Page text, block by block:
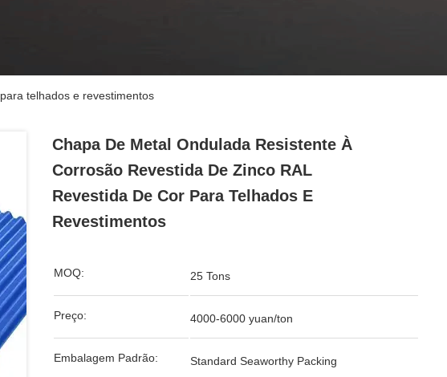
telhados e revestimentos
Chapa De Metal Ondulada Resistente À
Corrosão Revestida De Zinco RAL
Revestida De Cor Para Telhados E
Revestimentos
MOQ: 25 Tons
Preço: 4000-6000 yuan/ton
Embalagem Padrão: Standard Seaworthy Packing